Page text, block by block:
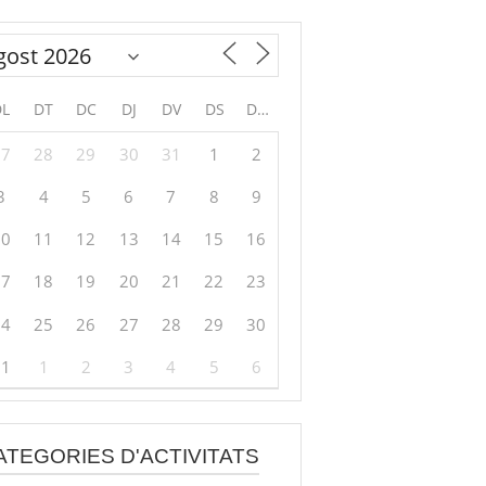
DT DC DJ DV DS DG
28 29 30 31 1
2
4 5 6 7 8
9
11 12 13 14 15
16
18 19 20 21 22
23
25 26 27 28 29
30
1 2 3 4 5 6
D'ACTIVITATS